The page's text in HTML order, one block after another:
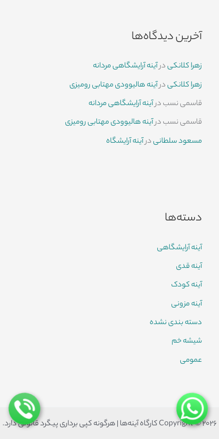
آخرین دیدگاه‌ها
زهرا کلانکیدرآینه آرایشگاهی مردانه
زهرا کلانکیدرآینه هالیوودی مهتابی رومیزی
قاسمی نسبدرآینه آرایشگاهی مردانه
قاسمی نسبدرآینه هالیوودی مهتابی رومیزی
مسعود سلطانیدرآینه آرایشگاه
دسته‌ها
آینه آرایشگاهی
آینه قدی
آینه کودک
آینه مزونی
دسته بندی نشده
شیشه خم
عمومی
Copyright © 2026 کارگاه آینه‌ها | هرگونه کپی برداری پیگرد قانونی دارد.